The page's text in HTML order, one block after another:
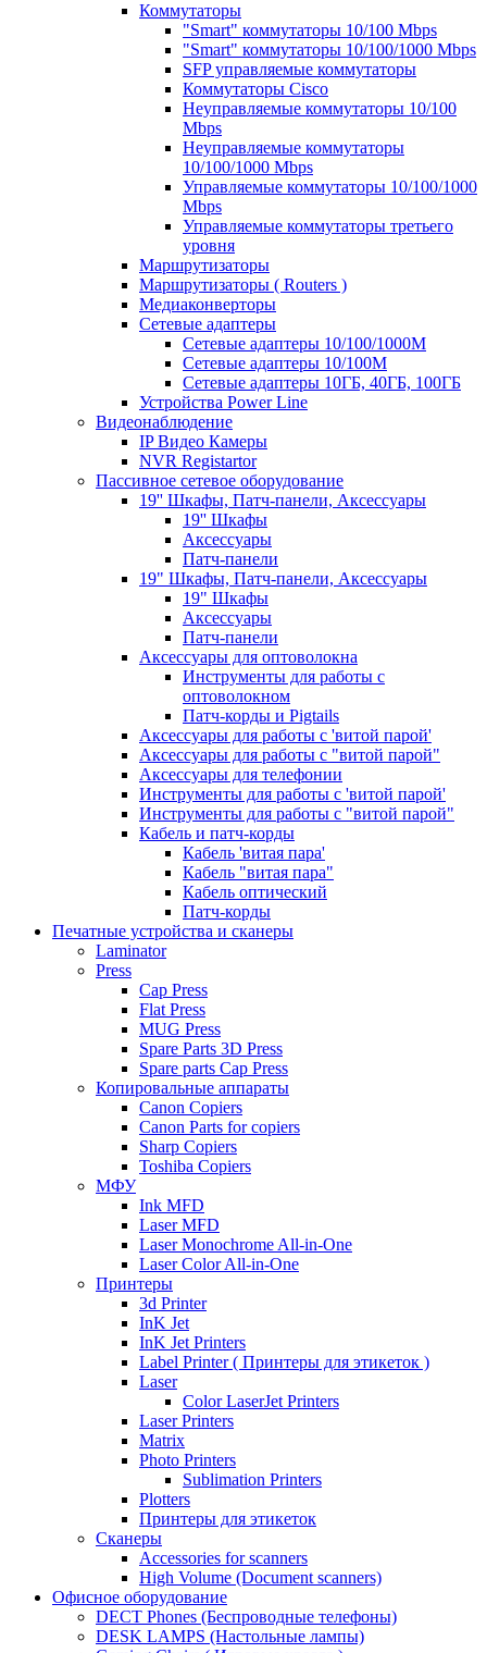
Коммутаторы
"Smart" коммутаторы 10/100 Mbps
"Smart" коммутаторы 10/100/1000 Mbps
SFP управляемые коммутаторы
Коммутаторы Cisco
Неуправляемые коммутаторы 10/100
Mbps
Неуправляемые коммутаторы
10/100/1000 Mbps
Управляемые коммутаторы 10/100/1000
Mbps
Управляемые коммутаторы третьего
уровня
Маршрутизаторы
Маршрутизаторы ( Routers )
Медиаконверторы
Сетевые адаптеры
Сетевые адаптеры 10/100/1000М
Сетевые адаптеры 10/100M
Сетевые адаптеры 10ГБ, 40ГБ, 100ГБ
Устройства Power Line
Видеонаблюдение
IP Видео Камеры
NVR Registartor
Пассивное сетевое оборудование
19'' Шкафы, Патч-панели, Аксессуары
19'' Шкафы
Аксессуары
Патч-панели
19" Шкафы, Патч-панели, Аксессуары
19" Шкафы
Аксессуары
Патч-панели
Аксессуары для оптоволокна
Инструменты для работы с
оптоволокном
Патч-корды и Pigtails
Аксессуары для работы с 'витой парой'
Аксессуары для работы с "витой парой"
Аксессуары для телефонии
Инструменты для работы с 'витой парой'
Инструменты для работы с "витой парой"
Кабель и патч-корды
Кабель 'витая пара'
Кабель "витая пара"
Кабель оптический
Патч-корды
Печатные устройства и сканеры
Laminator
Press
Cap Press
Flat Press
MUG Press
Spare Parts 3D Press
Spare parts Cap Press
Копировальные аппараты
Canon Copiers
Canon Parts for copiers
Sharp Copiers
Toshiba Copiers
МФУ
Ink MFD
Laser MFD
Laser Monochrome All-in-One
Laser Color All-in-One
Принтеры
3d Printer
InK Jet
InK Jet Printers
Label Printer ( Принтеры для этикеток )
Laser
Color LaserJet Printers
Laser Printers
Matrix
Photo Printers
Sublimation Printers
Plotters
Принтеры для этикеток
Сканеры
Accessories for scanners
High Volume (Document scanners)
Офисное оборудование
DECT Phones (Беспроводные телефоны)
DESK LAMPS (Настольные лампы)